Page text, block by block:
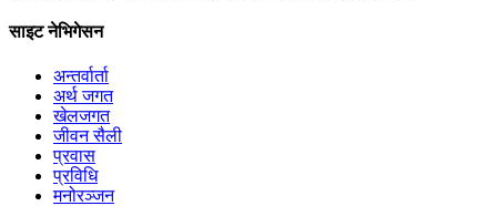
साइट नेभिगेसन
अन्तर्वार्ता
अर्थ जगत
खेलजगत
जीवन सैली
प्रवास
प्रविधि
मनोरञ्जन